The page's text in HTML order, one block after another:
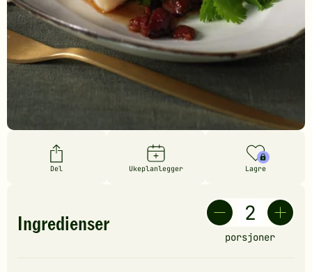
Del Ukeplanlegger Lagre
Ingredienser
porsjoner